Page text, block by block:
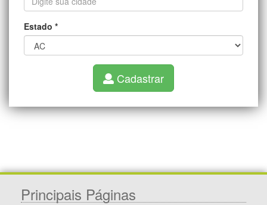
Estado *
Cadastrar
Principais Páginas